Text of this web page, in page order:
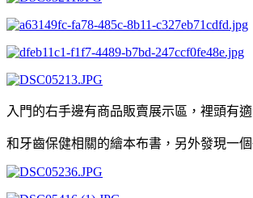
入門的右手邊有商品販賣展示區，裡頭有
和牙齒保健相關的繪本布書，另外發現一